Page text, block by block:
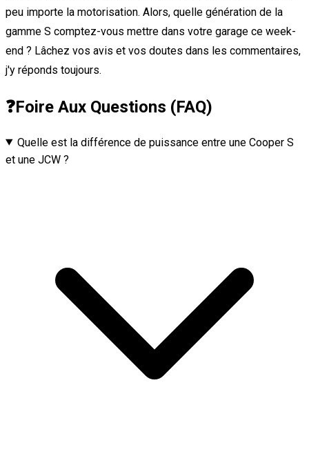
peu importe la motorisation. Alors, quelle génération de la
gamme S comptez-vous mettre dans votre garage ce week-
end ? Lâchez vos avis et vos doutes dans les commentaires,
j'y réponds toujours.
❓Foire Aux Questions (FAQ)
Quelle est la différence de puissance entre une Cooper S
et une JCW ?